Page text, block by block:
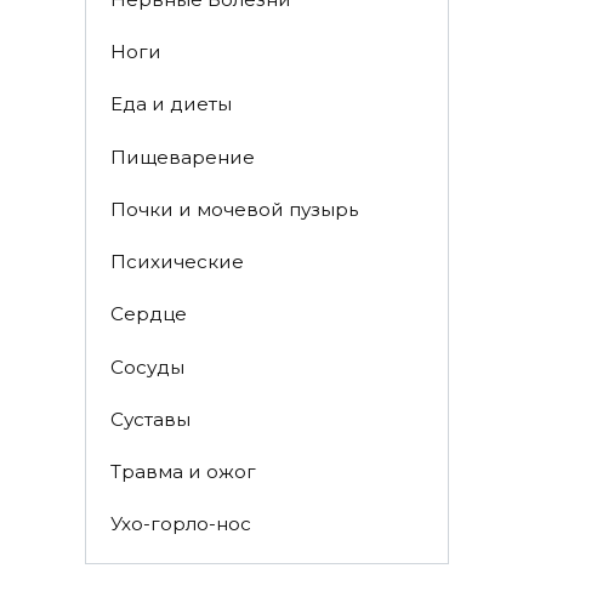
Ноги
Еда и диеты
Пищеварение
Почки и мочевой пузырь
Психические
Сердце
Сосуды
Суставы
Травма и ожог
Ухо-горло-нос